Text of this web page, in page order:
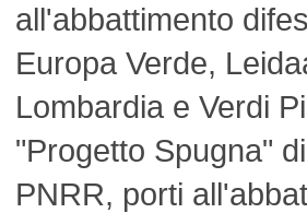
all'abbattimento
Europa Verde,
Lombardia e Verdi
"Progetto Spugna"
PNRR, porti